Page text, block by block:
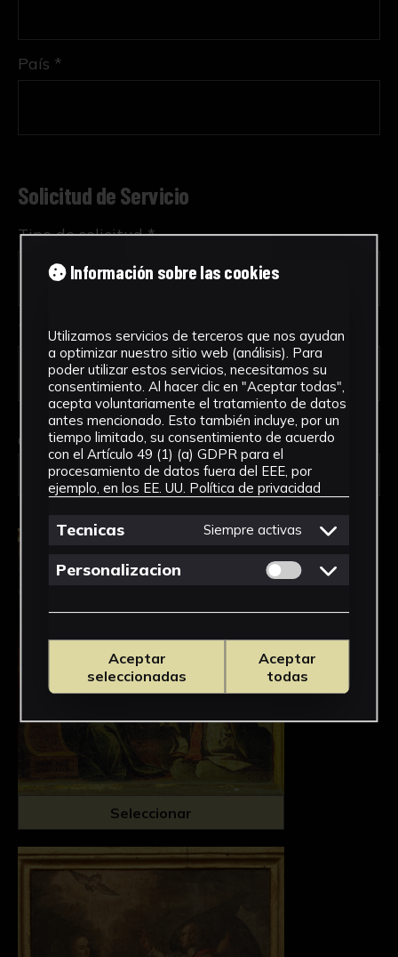
País *
Solicitud de Servicio
Tipo de solicitud *
Tipo de uso *
Obra en la que está interesado/a*
1494H-00-IA-PINT/Anunciación
Seleccionar
Información sobre las cookies
Utilizamos servicios de terceros que nos ayudan
a optimizar nuestro sitio web (análisis). Para
poder utilizar estos servicios, necesitamos su
consentimiento. Al hacer clic en "Aceptar todas",
acepta voluntariamente el tratamiento de datos
antes mencionado. Esto también incluye, por un
tiempo limitado, su consentimiento de acuerdo
con el Artículo 49 (1) (a) GDPR para el
procesamiento de datos fuera del EEE, por
ejemplo, en los EE. UU. Política de privacidad
Tecnicas Siempre activas
Personalizacion Permitir cookies
Aceptar
seleccionadas
Aceptar
todas